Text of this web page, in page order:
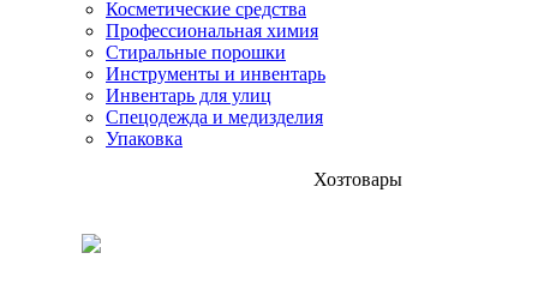
Косметические средства
Профессиональная химия
Стиральные порошки
Инструменты и инвентарь
Инвентарь для улиц
Спецодежда и медизделия
Упаковка
Хозтовары